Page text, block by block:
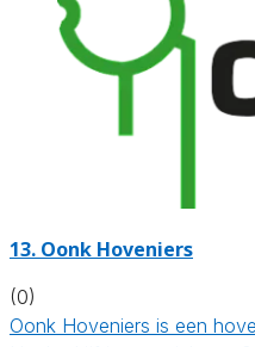
13. Oonk Hoveniers
(0)
Oonk Hoveniers is een